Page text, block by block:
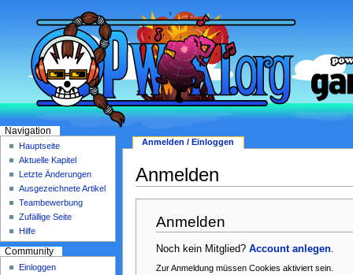
Anmelden
Anmelden
Noch kein Mitglied?Account anlegen
Zur Anmeldung müssen Cookies aktiviert sein.
Anmelden / Einloggen
Navigation
Hauptseite
Aktuelle Kapitel
Letzte Änderungen
Ausgezeichnete Artikel
Teambewerbung
Zufällige Seite
Hilfe
Community
Einloggen